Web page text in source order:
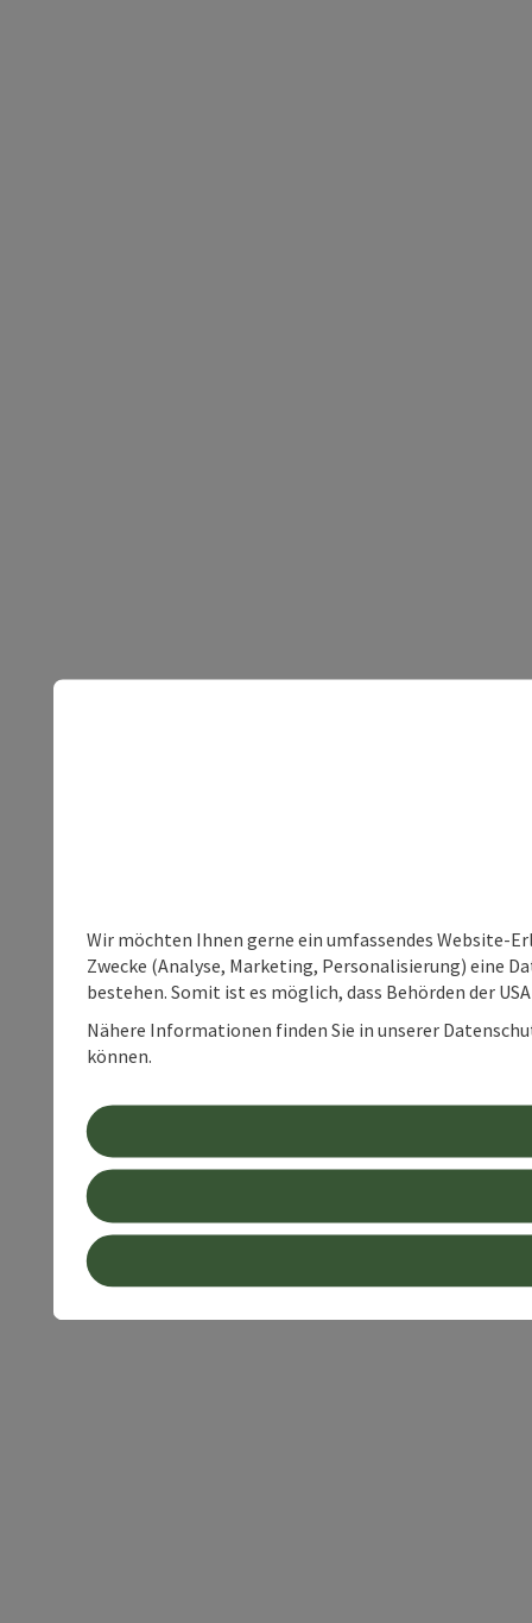
Wir möchten Ihnen gerne ein umfassendes Website-
Zwecke (Analyse, Marketing, Personalisierung) eine
bestehen. Somit ist es möglich, dass Behörden der
Nähere Informationen finden Sie in unserer
können.